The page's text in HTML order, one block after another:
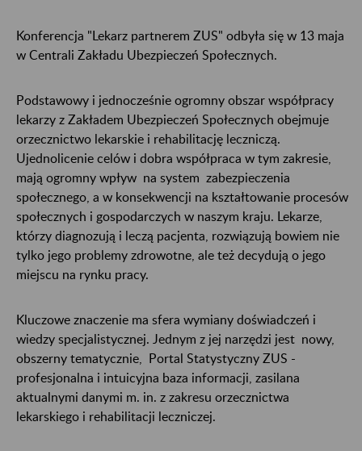
Konferencja "Lekarz partnerem ZUS" odbyła się w 13 maja
w Centrali Zakładu Ubezpieczeń Społecznych.
Podstawowy i jednocześnie ogromny obszar współpracy
lekarzy z Zakładem Ubezpieczeń Społecznych obejmuje
orzecznictwo lekarskie i rehabilitację leczniczą.
Ujednolicenie celów i dobra współpraca w tym zakresie,
mają ogromny wpływ na system zabezpieczenia
społecznego, a w konsekwencji na kształtowanie procesów
społecznych i gospodarczych w naszym kraju. Lekarze,
którzy diagnozują i leczą pacjenta, rozwiązują bowiem nie
tylko jego problemy zdrowotne, ale też decydują o jego
miejscu na rynku pracy.
Kluczowe znaczenie ma sfera wymiany doświadczeń i
wiedzy specjalistycznej. Jednym z jej narzędzi jest nowy,
obszerny tematycznie, Portal Statystyczny ZUS -
profesjonalna i intuicyjna baza informacji, zasilana
aktualnymi danymi m. in. z zakresu orzecznictwa
lekarskiego i rehabilitacji leczniczej.